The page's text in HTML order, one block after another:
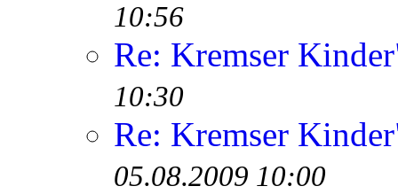
10:56
Re: Kremser
10:30
Re: Kremser
05.08.2009 10:00